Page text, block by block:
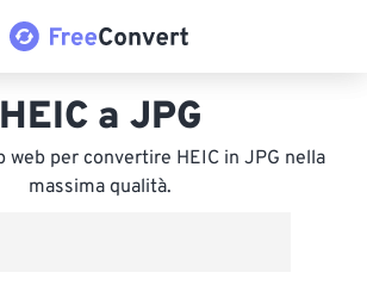
HEIC a JPG
web per convertire HEIC in JPG nella
massima qualità.